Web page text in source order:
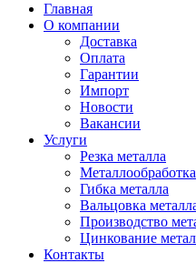
Главная
О компании
Доставка
Оплата
Гарантии
Импорт
Новости
Вакансии
Услуги
Резка металла
Металлообработка
Гибка металла
Вальцовка
Производство
Цинкование
Контакты